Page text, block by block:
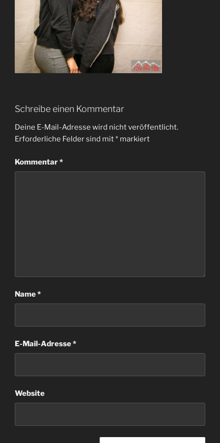
Schreibe einen Kommentar
Deine E-Mail-Adresse wird nicht veröffentlicht.
Erforderliche Felder sind mit* markiert
Kommentar*
Name*
E-Mail-Adresse*
Website